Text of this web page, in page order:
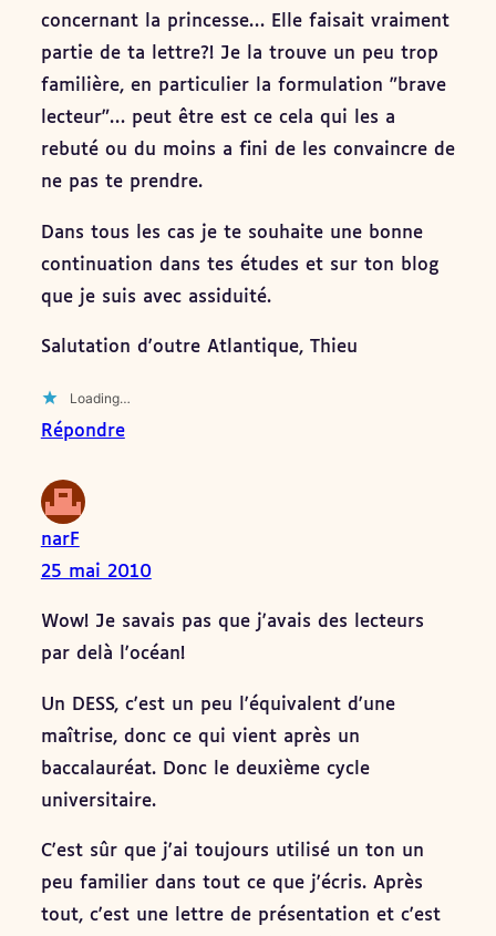
concernant la princesse… Elle faisait vraiment
partie de ta lettre?! Je la trouve un peu trop
familière, en particulier la formulation "brave
lecteur"… peut être est ce cela qui les a
rebuté ou du moins a fini de les convaincre de
ne pas te prendre.
Dans tous les cas je te souhaite une bonne
continuation dans tes études et sur ton blog
que je suis avec assiduité.
Salutation d'outre Atlantique, Thieu
Loading…
Répondre
narF
25 mai 2010
Wow! Je savais pas que j'avais des lecteurs
par delà l'océan!
Un DESS, c'est un peu l'équivalent d'une
maîtrise, donc ce qui vient après un
baccalauréat. Donc le deuxième cycle
universitaire.
C'est sûr que j'ai toujours utilisé un ton un
peu familier dans tout ce que j'écris. Après
tout, c'est une lettre de présentation et c'est